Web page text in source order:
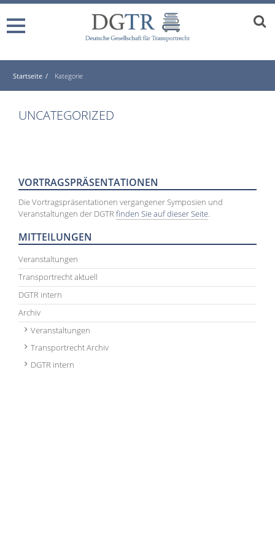
Startseite Kategorie
UNCATEGORIZED
VORTRAGSPRÄSENTATIONEN
Die Vortragspräsentationen vergangener Symposien und
Veranstaltungen der DGTRfinden Sie auf dieser Seite.
MITTEILUNGEN
Veranstaltungen
Transportrecht aktuell
DGTR intern
Archiv
Veranstaltungen
Transportrecht Archiv
DGTR intern